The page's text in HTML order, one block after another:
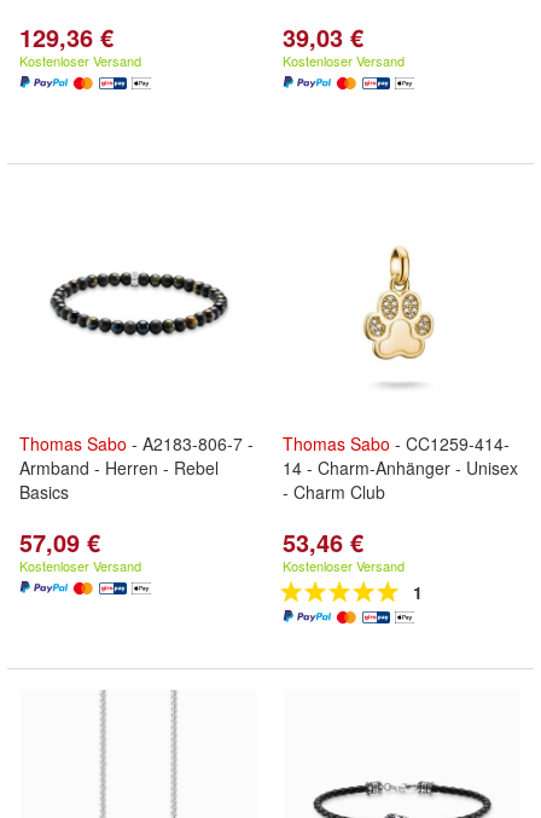
129,36 €
Kostenloser Versand
39,03 €
Kostenloser Versand
Thomas Sabo - A2183-806-7 -
Armband - Herren - Rebel
Basics
57,09 €
Kostenloser Versand
Thomas Sabo - CC1259-414-
14 - Charm-Anhänger - Unisex
- Charm Club
53,46 €
Kostenloser Versand
1